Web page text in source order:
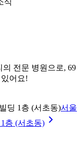
의 전문 병원으로, 69
어요!
딩 1층 (서초동)서울
층 (서초동)